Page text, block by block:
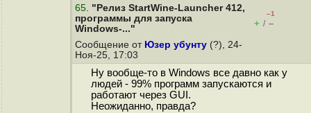
65. "Релиз StartWine-Launcher 412,
программы для запуска
Windows-..."
–1
+ / –
Сообщение от Юзер убунту (?), 24-
Ноя-25, 17:03
Ну вообще-то в Windows все давно как у
людей - 99% программ запускаются и
работают через GUI.
Неожиданно, правда?